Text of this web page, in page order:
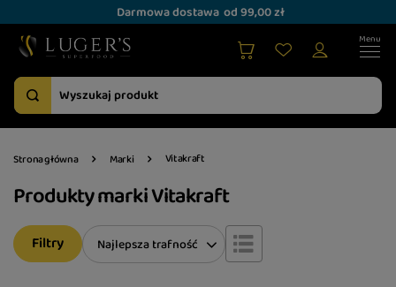
Darmowa dostawa od 99,00 zł
Strona główna Marki Vitakraft
Produkty marki Vitakraft
Zmień sortowanie
Najlepsza trafność
Filtry